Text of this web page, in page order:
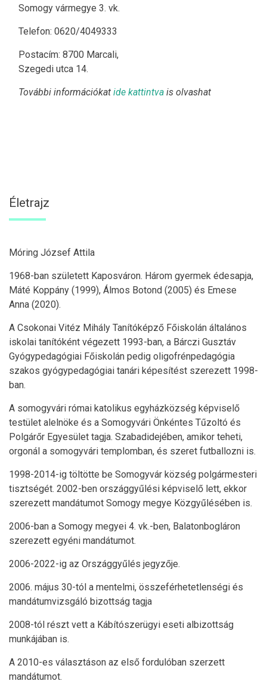
Somogy vármegye 3. vk.
Telefon: 0620/4049333
Postacím: 8700 Marcali,
Szegedi utca 14.
További információkat ide kattintva is olvashat
Életrajz
Móring József Attila
1968-ban született Kaposváron. Három gyermek édesapja,
Máté Koppány (1999), Álmos Botond (2005) és Emese
Anna (2020).
A Csokonai Vitéz Mihály Tanítóképző Főiskolán általános
iskolai tanítóként végezett 1993-ban, a Bárczi Gusztáv
Gyógypedagógiai Főiskolán pedig oligofrénpedagógia
szakos gyógypedagógiai tanári képesítést szerezett 1998-
ban.
A somogyvári római katolikus egyházközség képviselő
testület alelnöke és a Somogyvári Önkéntes Tűzoltó és
Polgárőr Egyesület tagja. Szabadidejében, amikor teheti,
orgonál a somogyvári templomban, és szeret futballozni is.
1998-2014-ig töltötte be Somogyvár község polgármesteri
tisztségét. 2002-ben országgyűlési képviselő lett, ekkor
szerezett mandátumot Somogy megye Közgyűlésében is.
2006-ban a Somogy megyei 4. vk.-ben, Balatonbogláron
szerezett egyéni mandátumot.
2006-2022-ig az Országgyűlés jegyzője.
2006. május 30-tól a mentelmi, összeférhetetlenségi és
mandátumvizsgáló bizottság tagja
2008-tól részt vett a Kábítószerügyi eseti albizottság
munkájában is.
A 2010-es választáson az első fordulóban szerzett
mandátumot.